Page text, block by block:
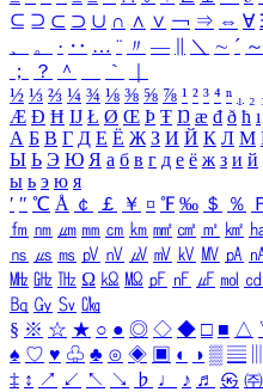
⊆ ⊇ ⊂ ⊃ ∪ ∩ ∧ ∨ ￢ ⇒ ⇔ ∀
、
。 · ‥ … ¨ 〃 ― ＼ ∼ ´ ～
；
？ ＾ ｀
½ ⅓ ⅔ ¼ ¾ ⅛ ⅜ ⅝ ⅞ ¹ ² ³ ⁴ ⁿ ₁ ₂
Æ Ð Ħ Ĳ Ł Ø Œ Þ Ŧ Ŋ æ đ ð ħ ı
А Б В Г Д Е Ё Ж З И Й К Л М
Ы Ь Э Ю Я а б в г д е ё ж з и й
ы ь э ю я
′ ″ ℃ Å ￠ ￡ ￥ ¤ ℉ ‰ ＄ ％
㎙ ㎚ ㎛ ㎜ ㎝ ㎞ ㎟ ㎠ ㎡ ㎢
㎱ ㎲ ㎳ ㎴ ㎵ ㎶ ㎷ ㎸ ㎹ ㎀
㎒ ㎓ ㎔ Ω ㏀ ㏁ ㎊ ㎋ ㎌ ㏖ ㏅
㏃ ㏉ ㏜ ㏆
§ ※ ☆ ★ ○ ● ◎ ◇ ◆ □ ■ △
♠ ♡ ♥ ♧ ♣ ⊙ ◈ ▣ ◐ ◑ ▒ ▤
‡ ↕ ↗ ↙ ↖ ↘ ♭ ♩ ♪ ♬ ㉿ ㈜